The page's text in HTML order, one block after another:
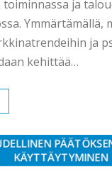
ja
Ymmärtämällä,
ja
kehittää…
KÄYTTÄYTYMINEN